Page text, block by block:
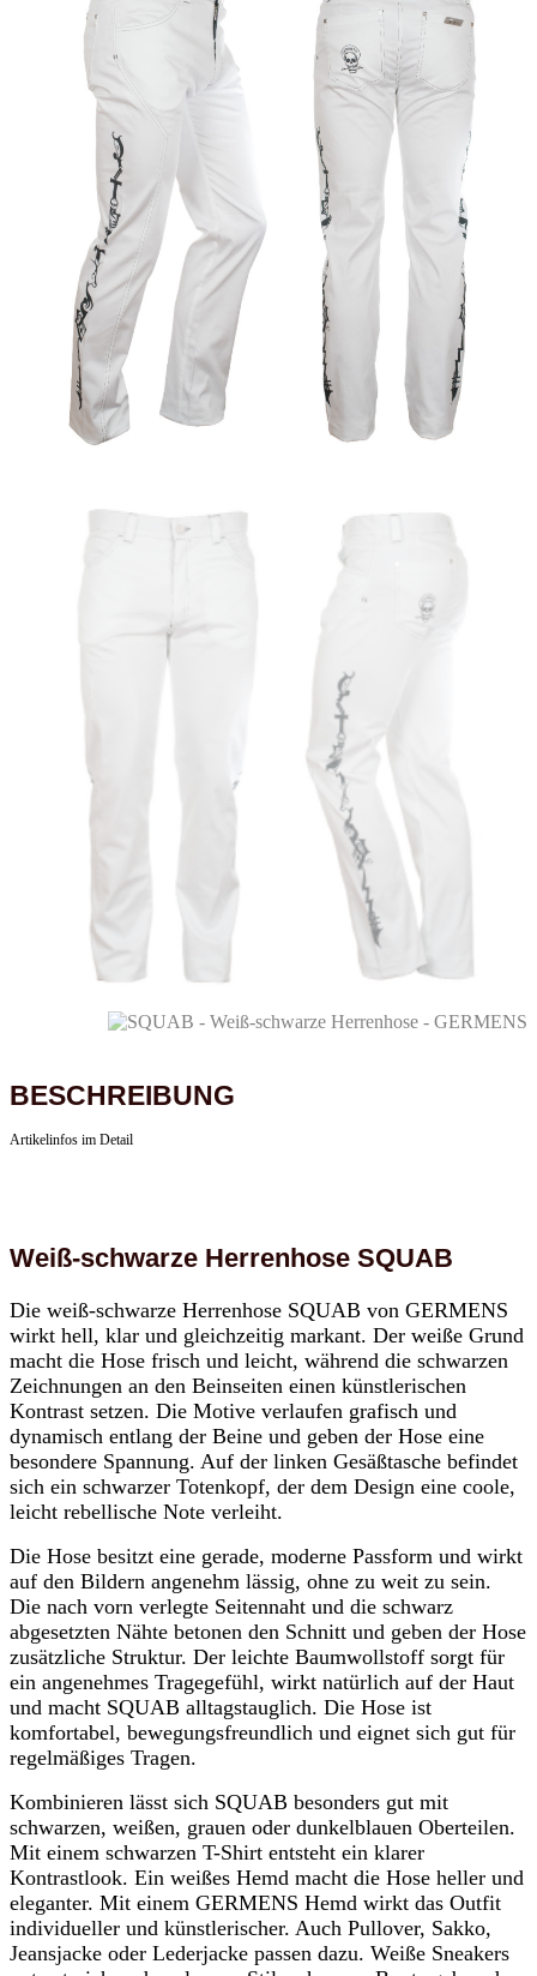
BESCHREIBUNG
Artikelinfos im Detail
Weiß-schwarze Herrenhose SQUAB
Die weiß-schwarze Herrenhose SQUAB von GERMENS
wirkt hell, klar und gleichzeitig markant. Der weiße Grund
macht die Hose frisch und leicht, während die schwarzen
Zeichnungen an den Beinseiten einen künstlerischen
Kontrast setzen. Die Motive verlaufen grafisch und
dynamisch entlang der Beine und geben der Hose eine
besondere Spannung. Auf der linken Gesäßtasche befindet
sich ein schwarzer Totenkopf, der dem Design eine coole,
leicht rebellische Note verleiht.
Die Hose besitzt eine gerade, moderne Passform und wirkt
auf den Bildern angenehm lässig, ohne zu weit zu sein.
Die nach vorn verlegte Seitennaht und die schwarz
abgesetzten Nähte betonen den Schnitt und geben der Hose
zusätzliche Struktur. Der leichte Baumwollstoff sorgt für
ein angenehmes Tragegefühl, wirkt natürlich auf der Haut
und macht SQUAB alltagstauglich. Die Hose ist
komfortabel, bewegungsfreundlich und eignet sich gut für
regelmäßiges Tragen.
Kombinieren lässt sich SQUAB besonders gut mit
schwarzen, weißen, grauen oder dunkelblauen Oberteilen.
Mit einem schwarzen T-Shirt entsteht ein klarer
Kontrastlook. Ein weißes Hemd macht die Hose heller und
eleganter. Mit einem GERMENS Hemd wirkt das Outfit
individueller und künstlerischer. Auch Pullover, Sakko,
Jeansjacke oder Lederjacke passen dazu. Weiße Sneakers